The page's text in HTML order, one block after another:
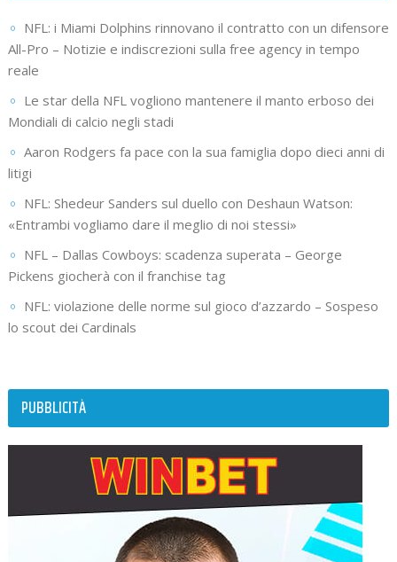
NFL: i Miami Dolphins rinnovano il contratto con un difensore
All-Pro – Notizie e indiscrezioni sulla free agency in tempo
reale
Le star della NFL vogliono mantenere il manto erboso dei
Mondiali di calcio negli stadi
Aaron Rodgers fa pace con la sua famiglia dopo dieci anni di
litigi
NFL: Shedeur Sanders sul duello con Deshaun Watson:
«Entrambi vogliamo dare il meglio di noi stessi»
NFL – Dallas Cowboys: scadenza superata – George
Pickens giocherà con il franchise tag
NFL: violazione delle norme sul gioco d’azzardo – Sospeso
lo scout dei Cardinals
PUBBLICITÀ